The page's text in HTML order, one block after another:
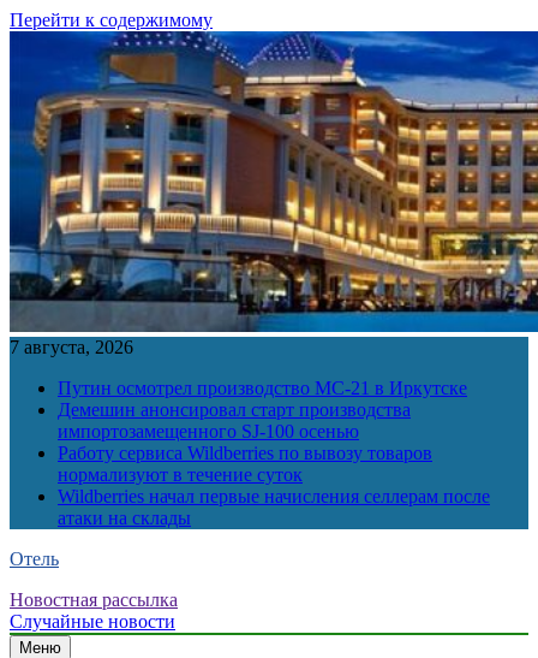
Перейти к содержимому
7 августа, 2026
Путин осмотрел производство МС-21 в Иркутске
Демешин анонсировал старт производства
импортозамещенного SJ-100 осенью
Работу сервиса Wildberries по вывозу товаров
нормализуют в течение суток
Wildberries начал первые начисления селлерам после
атаки на склады
Отель
Новостная рассылка
Случайные новости
Меню